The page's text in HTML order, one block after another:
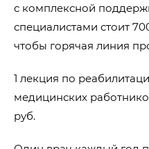
с комплексной
специалистами стоит
чтобы горячая линия
1 лекция по
медицинских
руб.